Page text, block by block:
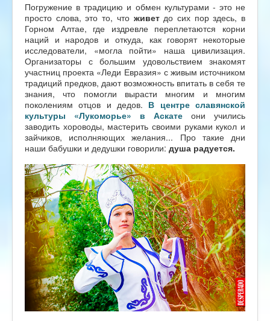
Погружение в традицию и обмен культурами - это не
просто слова, это то, что живетдо сих пор здесь, в
Горном Алтае, где издревле переплетаются корни
наций и народов и откуда, как говорят некоторые
исследователи, «могла пойти» наша цивилизация.
Организаторы с большим удовольствием знакомят
участниц проекта «Леди Евразия» с живым источником
традиций предков, дают возможность впитать в себя те
знания, что помогли вырасти многим и многим
поколениям отцов и дедов. В центре славянской
культуры «Лукоморье» в Аскате они учились
заводить хороводы, мастерить своими руками кукол и
зайчиков, исполняющих желания... Про такие дни
наши бабушки и дедушки говорили: душа радуется.